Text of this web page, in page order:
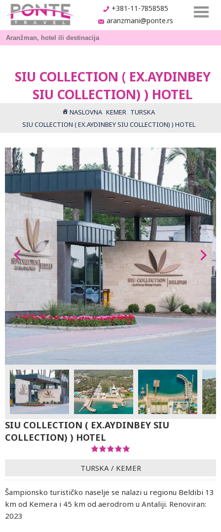
+381-11-7858585
aranzmani@ponte.rs
SIU COLLECTION ( EX.AYDINBEY
SIU COLLECTION) ) HOTEL
NASLOVNA KEMER TURSKA
SIU COLLECTION ( EX.AYDINBEY SIU COLLECTION) ) HOTEL
SIU COLLECTION ( EX.AYDINBEY SIU
COLLECTION) ) HOTEL
TURSKA / KEMER
Šampionsko turističko naselje se nalazi u regionu Beldibi 13
km od Kemera i 45 km od aerodrom u Antaliji. Renoviran:
2023